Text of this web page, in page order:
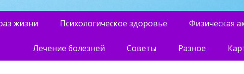
жизни Психологическое здоровье Физическая
Лечение болезней Советы Разное